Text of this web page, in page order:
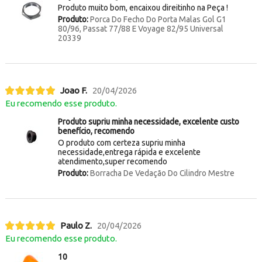
Produto muito bom, encaixou direitinho na Peça !
Produto:Porca Do Fecho Do Porta Malas Gol G1
80/96, Passat 77/88 E Voyage 82/95 Universal
20339
Joao F. 20/04/2026
Eu recomendo esse produto.
Produto supriu minha necessidade, excelente custo
benefício, recomendo
O produto com certeza supriu minha
necessidade,entrega rápida e excelente
atendimento,super recomendo
Produto:Borracha De Vedação Do Cilindro Mestre
Paulo Z. 20/04/2026
Eu recomendo esse produto.
10